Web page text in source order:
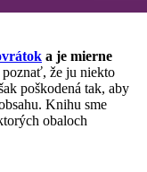
a je mierne
že ju niekto
poškodená tak, aby
Knihu sme
obaloch